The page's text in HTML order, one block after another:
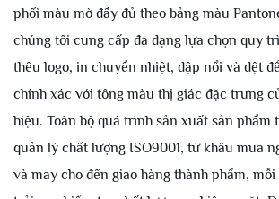
phối màu mờ đầy đủ theo bảng màu
chúng tôi cung cấp đa dạng lựa chọn quy
thêu logo, in chuyển nhiệt, dập nổi và dệt
chính xác với tông màu thị giác đặc trưng
hiệu. Toàn bộ quá trình sản xuất sản phẩm
quản lý chất lượng ISO9001, từ khâu mua
và may cho đến giao hàng thành phẩm,